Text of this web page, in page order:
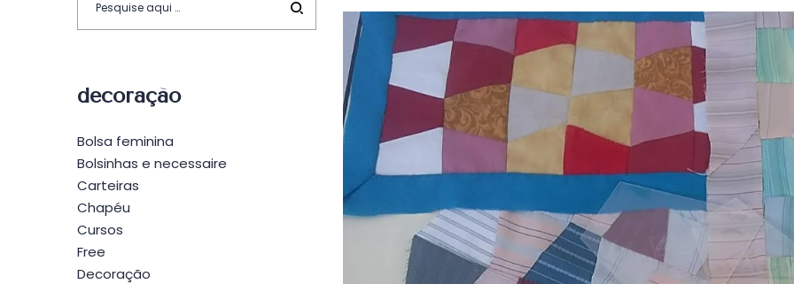
decoração
Bolsa feminina
Bolsinhas e necessaire
Carteiras
Chapéu
Cursos
Free
Decoração